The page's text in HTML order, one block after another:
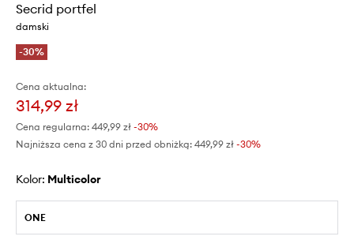
Secrid portfel
damski
-30%
Cena aktualna:
314,99 zł
Cena regularna: 449,99 zł -30%
Najniższa cena z 30 dni przed obniżką: 449,99 zł -30%
Kolor: multicolor
ONE